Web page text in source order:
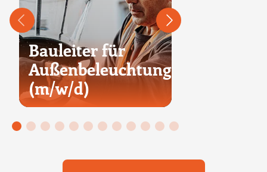
Bauleiter für
Außenbeleuchtung
(m/w/d)